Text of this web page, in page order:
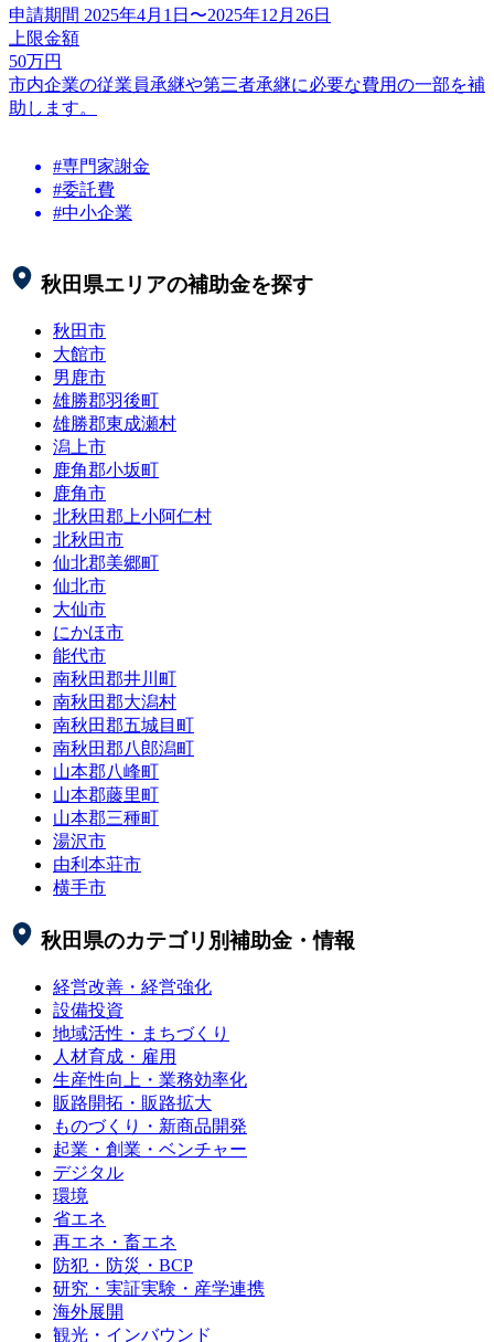
申請期間 2025年4月1日〜2025年12月26日
上限金額
50万円
市内企業の従業員承継や第三者承継に必要な費用の一部を補
助します。
#専門家謝金
#委託費
#中小企業
秋田県エリアの補助金を探す
秋田市
大館市
男鹿市
雄勝郡羽後町
雄勝郡東成瀬村
潟上市
鹿角郡小坂町
鹿角市
北秋田郡上小阿仁村
北秋田市
仙北郡美郷町
仙北市
大仙市
にかほ市
能代市
南秋田郡井川町
南秋田郡大潟村
南秋田郡五城目町
南秋田郡八郎潟町
山本郡八峰町
山本郡藤里町
山本郡三種町
湯沢市
由利本荘市
横手市
秋田県のカテゴリ別補助金・情報
経営改善・経営強化
設備投資
地域活性・まちづくり
人材育成・雇用
生産性向上・業務効率化
販路開拓・販路拡大
ものづくり・新商品開発
起業・創業・ベンチャー
デジタル
環境
省エネ
再エネ・畜エネ
防犯・防災・BCP
研究・実証実験・産学連携
海外展開
観光・インバウンド